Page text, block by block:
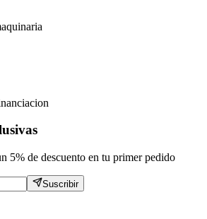
5% de descuento en tu primer pedido
Suscribir